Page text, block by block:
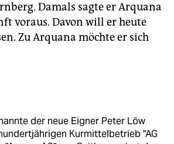
Damals sagte er Arquana
voraus. Davon will er heute
Zu Arquana möchte er sich
der neue Eigner Peter Löw
Kurmittelbetrieb "AG